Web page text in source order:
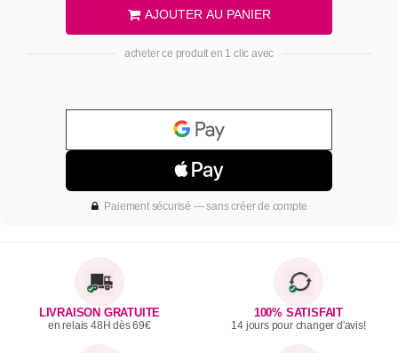
AJOUTER AU PANIER
acheter ce produit en 1 clic avec
Paiement sécurisé — sans créer de compte
LIVRAISON GRATUITE
en relais 48H dès 69€
100% SATISFAIT
14 jours pour changer d'avis!